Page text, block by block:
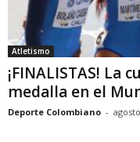
Atletismo
¡FINALISTAS!
medalla en el
Deporte Colombiano -